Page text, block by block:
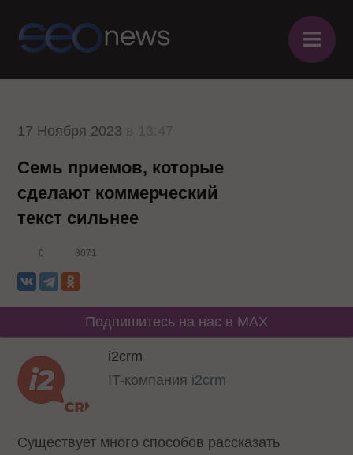
≡
17 Ноября 2023
Семь приемов, которые
сделают коммерческий
текст сильнее
0 8071
Подпишитесь на нас в MAX
i2crm
IT-компания i2crm
Существует много способов рассказать